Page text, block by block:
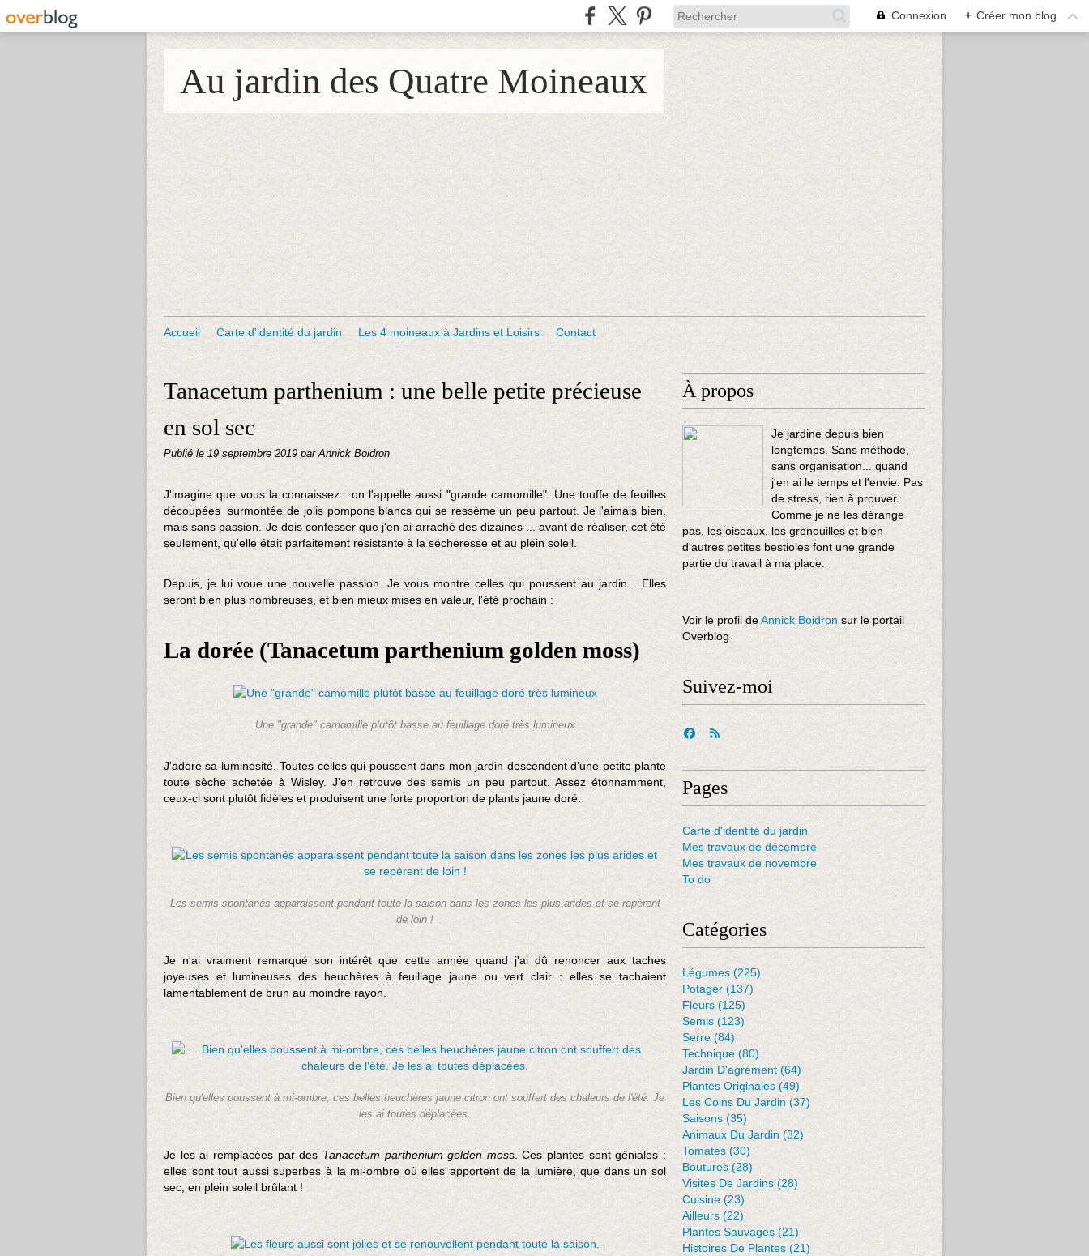
Connexion + Créer mon blog
Au jardin des Quatre Moineaux
Accueil Carte d'identité du jardin Les 4 moineaux à Jardins et Loisirs Contact
Tanacetum parthenium : une belle petite précieuse
en sol sec
Publié le 19 septembre 2019 par Annick Boidron
J'imagine que vous la connaissez : on l'appelle aussi "grande camomille". Une touffe de feuilles
découpées surmontée de jolis pompons blancs qui se ressème un peu partout. Je l'aimais bien,
mais sans passion. Je dois confesser que j'en ai arraché des dizaines ... avant de réaliser, cet été
seulement, qu'elle était parfaitement résistante à la sécheresse et au plein soleil.
Depuis, je lui voue une nouvelle passion. Je vous montre celles qui poussent au jardin... Elles
seront bien plus nombreuses, et bien mieux mises en valeur, l'été prochain :
La dorée (Tanacetum parthenium golden moss)
Une "grande" camomille plutôt basse au feuillage doré très lumineux
J'adore sa luminosité. Toutes celles qui poussent dans mon jardin descendent d'une petite plante
toute sèche achetée à Wisley. J'en retrouve des semis un peu partout. Assez étonnamment,
ceux-ci sont plutôt fidèles et produisent une forte proportion de plants jaune doré.
Les semis spontanés apparaissent pendant toute la saison dans les zones les plus arides et se repèrent
de loin !
Je n'ai vraiment remarqué son intérêt que cette année quand j'ai dû renoncer aux taches
joyeuses et lumineuses des heuchères à feuillage jaune ou vert clair : elles se tachaient
lamentablement de brun au moindre rayon.
Bien qu'elles poussent à mi-ombre, ces belles heuchères jaune citron ont souffert des chaleurs de l'été. Je
les ai toutes déplacées.
Je les ai remplacées par des Tanacetum parthenium golden moss. Ces plantes sont géniales :
elles sont tout aussi superbes à la mi-ombre où elles apportent de la lumière, que dans un sol
sec, en plein soleil brûlant !
À propos
Je jardine depuis bien
longtemps. Sans méthode,
sans organisation... quand
j'en ai le temps et l'envie. Pas
de stress, rien à prouver.
Comme je ne les dérange
pas, les oiseaux, les grenouilles et bien
d'autres petites bestioles font une grande
partie du travail à ma place.
Voir le profil deAnnick Boidron sur le portail
Overblog
Suivez-moi
Pages
Carte d'identité du jardin
Mes travaux de décembre
Mes travaux de novembre
To do
Catégories
Légumes (225)
Potager (137)
Fleurs (125)
Semis (123)
Serre (84)
Technique (80)
Jardin D'agrément (64)
Plantes Originales (49)
Les Coins Du Jardin (37)
Saisons (35)
Animaux Du Jardin (32)
Tomates (30)
Boutures (28)
Visites De Jardins (28)
Cuisine (23)
Ailleurs (22)
Plantes Sauvages (21)
Histoires De Plantes (21)